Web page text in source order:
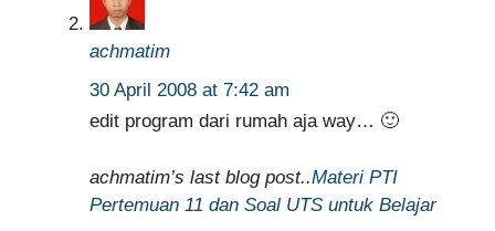
achmatim
30 April 2008 at 7:42 am
edit program dari rumah aja way… 🙂
achmatim’s last blog post..Materi PTI
Pertemuan 11 dan Soal UTS untuk Belajar